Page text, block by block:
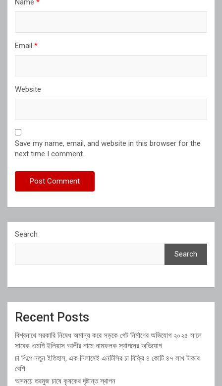
Name *
Email *
Website
Save my name, email, and website in this browser for the
next time I comment.
Search
Search
Recent Posts
বিশ্বনাথে সরকারি নিষেধ অমান্য করে সড়কে গেট নির্মাণের অভিযোগ ২০২৫ সালে
সাবেক এমপি ইলিয়াস আলীর নামে নামফলক স্থাপনের অভিযোগ
চা শিল্পে নতুন ইতিহাস, এক নিলামেই এনটিসির চা বিক্রি ৪ কোটি ৪৭ লাখ টাকার
বেশি
অসময়ে তরমুজ চাষে কৃষকের দৃষ্টান্ত স্থাপন